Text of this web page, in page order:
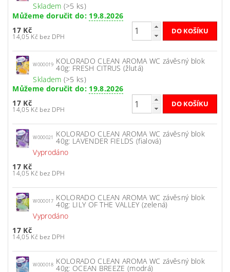
Skladem (>5 ks)
Můžeme doručit do: 19.8.2026
17 Kč
14,05 Kč bez DPH
W000019 KOLORADO CLEAN AROMA WC závěsný blok
40g: FRESH CITRUS (žlutá)
Skladem (>5 ks)
Můžeme doručit do: 19.8.2026
17 Kč
14,05 Kč bez DPH
W000021 KOLORADO CLEAN AROMA WC závěsný blok
40g: LAVENDER FIELDS (fialová)
Vyprodáno
17 Kč
14,05 Kč bez DPH
W000017 KOLORADO CLEAN AROMA WC závěsný blok
40g: LILY OF THE VALLEY (zelená)
Vyprodáno
17 Kč
14,05 Kč bez DPH
W000018 KOLORADO CLEAN AROMA WC závěsný blok
40g: OCEAN BREEZE (modrá)